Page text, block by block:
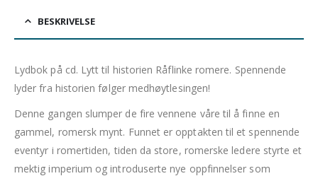
BESKRIVELSE
Lydbok på cd. Lytt til historien Råflinke romere. Spennende
lyder fra historien følger medhøytlesingen!
Denne gangen slumper de fire vennene våre til å finne en
gammel, romersk mynt. Funnet er opptakten til et spennende
eventyr i romertiden, tiden da store, romerske ledere styrte et
mektig imperium og introduserte nye oppfinnelser som